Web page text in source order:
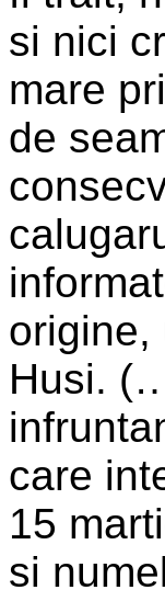
si nici
mare
de
origine,
Husi.
care
15
si